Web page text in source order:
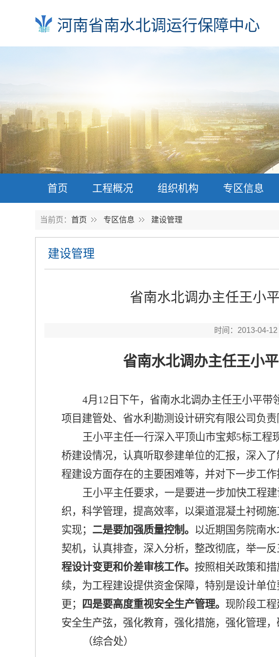
河南省南水北调运行保障中心
首页 工程概况 组织机构 专区信息
当前页： 首页 专区信息 建设管理
建设管理
省南水北调办主任王小
时间：2013-
省南水北调办主任王小
4月12日下午，省南水北调办主任王小平
项目建管处、省水利勘测设计研究有限公司负责
王小平主任一行深入平顶山市宝郏5标工
桥建设情况，认真听取参建单位的汇报，深入
程建设方面存在的主要困难等，并对下一步工作
王小平主任要求，一是要进一步加快工程
织，科学管理，提高效率，以渠道混凝土衬砌
实现； 二是要加强质量控制。 以近期国务院南
契机，认真排查，深入分析，整改彻底，举一
程设计变更和价差审核工作。 按照相关政策和
续，为工程建设提供资金保障，特别是设计单
更；
四是要高度重视安全生产管理。 现阶段工
安全生产弦，强化教育，强化措施，强化管理，
（综合处）